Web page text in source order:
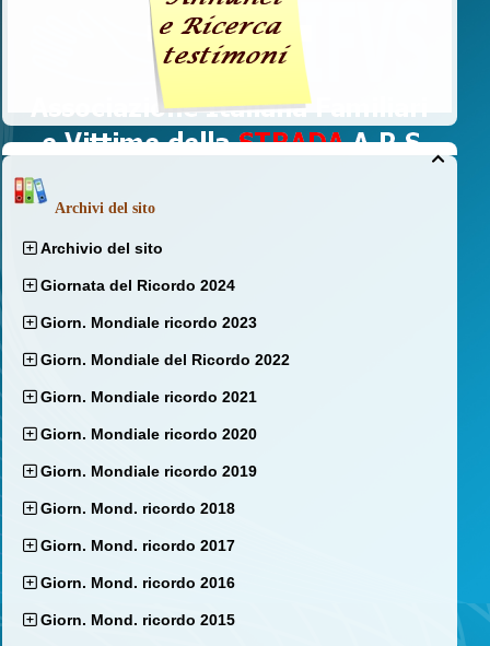

Archivi del sito
Archivio del sito
Giornata del Ricordo 2024
Giorn. Mondiale ricordo 2023
Giorn. Mondiale del Ricordo 2022
Giorn. Mondiale ricordo 2021
Giorn. Mondiale ricordo 2020
Giorn. Mondiale ricordo 2019
Giorn. Mond. ricordo 2018
Giorn. Mond. ricordo 2017
Giorn. Mond. ricordo 2016
Giorn. Mond. ricordo 2015